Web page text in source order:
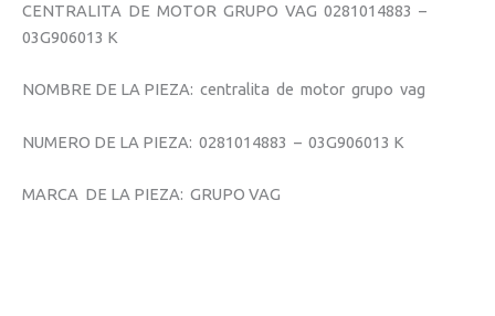
CENTRALITA DE MOTOR GRUPO VAG 0281014883 –
03G906013 K
NOMBRE DE LA PIEZA: centralita de motor grupo vag
NUMERO DE LA PIEZA: 0281014883 – 03G906013 K
MARCA DE LA PIEZA: GRUPO VAG